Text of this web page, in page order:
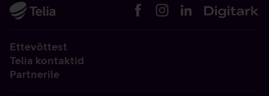
Ettevõttest
Telia kontaktid
Partnerile